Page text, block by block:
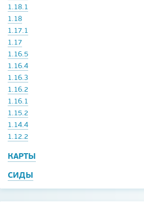
1.18.1
1.18
1.17.1
1.17
1.16.5
1.16.4
1.16.3
1.16.2
1.16.1
1.15.2
1.14.4
1.12.2
КАРТЫ
СИДЫ